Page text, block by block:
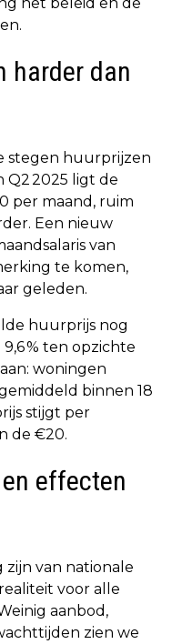
harder dan
stegen huurprijzen
Q2 2025 ligt de
per maand, ruim
Een nieuw
van
te komen,
geleden.
huurprijs nog
% ten opzichte
woningen
binnen 18
stijgt per
de €20.
effecten
zijn van nationale
voor alle
aanbod,
zien we